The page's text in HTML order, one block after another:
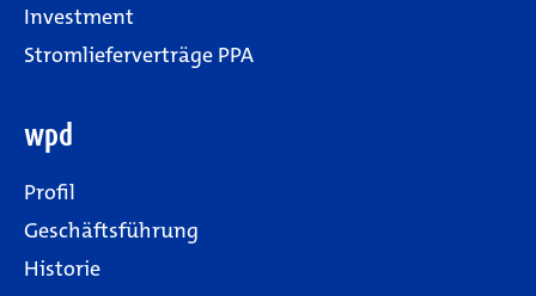
Investment
Stromlieferverträge PPA
wpd
Profil
Geschäftsführung
Historie